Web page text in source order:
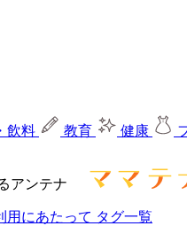
飲料 教育 健康
アンテナ
用にあたって タグ一覧